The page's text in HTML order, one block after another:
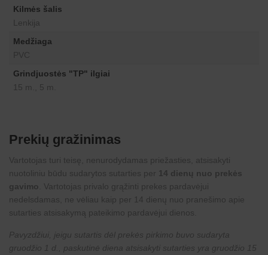
Kilmės šalis
Lenkija
Medžiaga
Grindjuostės "TP" ilgiai
15 m., 5 m.
Prekių gražinimas
Vartotojas turi teisę, nenurodydamas priežasties, atsisakyti
nuotoliniu būdu sudarytos sutarties per 14 dienų nuo prekės
gavimo . Vartotojas privalo grąžinti prekes pardavėjui
nedelsdamas, ne vėliau kaip per 14 dienų nuo pranešimo apie
sutarties atsisakymą pateikimo pardavėjui dienos.
Pavyzdžiui, jeigu sutartis dėl prekės pirkimo buvo sudaryta
gruodžio 1 d., paskutinė diena atsisakyti sutarties yra gruodžio 15